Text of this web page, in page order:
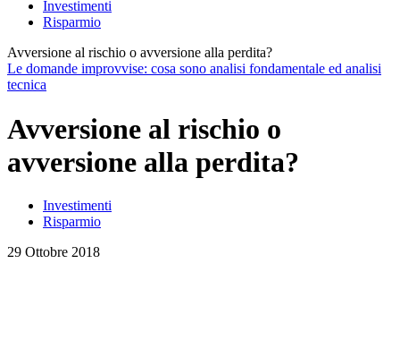
Investimenti
Risparmio
Avversione al rischio o avversione alla perdita?
Le domande improvvise: cosa sono analisi fondamentale ed analisi
tecnica
Avversione al rischio o
avversione alla perdita?
Investimenti
Risparmio
29 Ottobre 2018